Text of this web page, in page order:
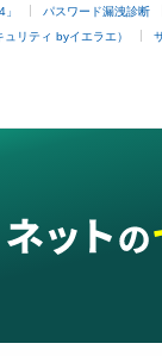
パスワード漏洩診断
リティ byイエラエ）